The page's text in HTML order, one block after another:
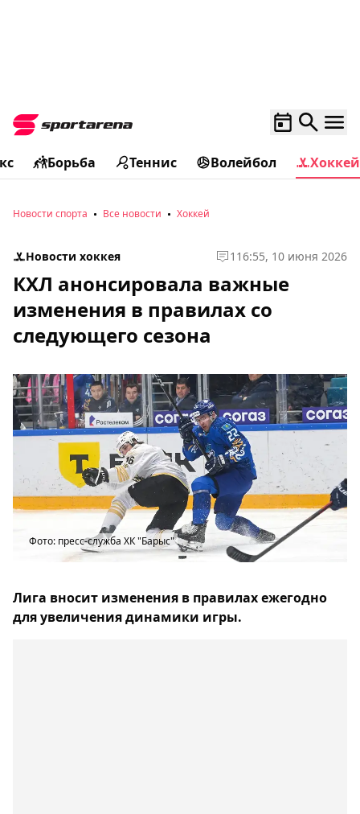
Борьба Теннис Волейбол Хоккей
Новости спорта Все новости Хоккей
Новости хоккея 1 16:55, 10 июня 2026
КХЛ анонсировала важные
изменения в правилах со
следующего сезона
Фото: пресс-служба ХК "Барыс"
Лига вносит изменения в правилах ежегодно
для увеличения динамики игры.